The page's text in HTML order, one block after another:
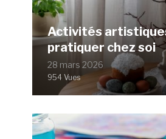
Activités
pratiquer chez soi
28 mars 2026
954 Vues